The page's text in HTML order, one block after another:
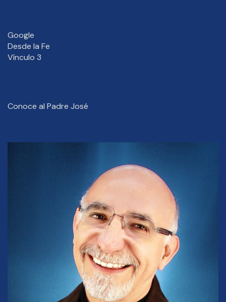
Google
Desde la Fe
Vínculo 3
Conoce al Padre José